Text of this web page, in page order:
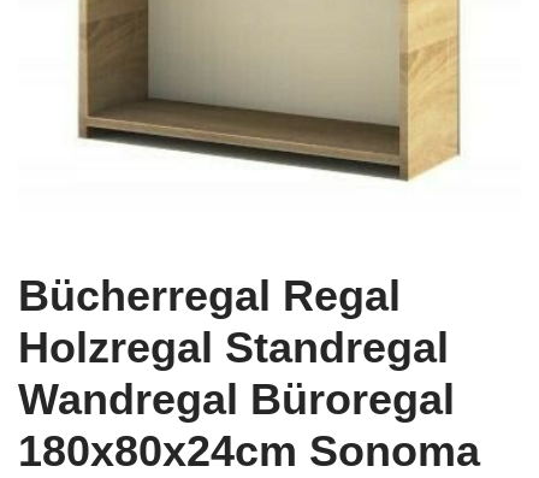
Bücherregal Regal
Holzregal Standregal
Wandregal Büroregal
180x80x24cm Sonoma